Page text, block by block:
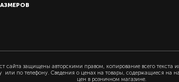
сайта защищены авторскими правом, копирование всего текста
по телефону. Сведения о ценах на товары, содержащиеся на
цен в розничном магазине.